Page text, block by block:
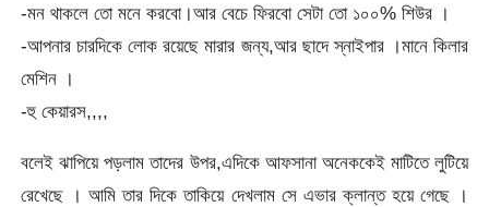
-মন থাকলে তো মনে করবো।আর বেচে ফিরবো সেটা তো ১০০% শিউর ।
-আপনার চারদিকে লোক রয়েছে মারার জন্য,আর ছাদে স্নাইপার ।মানে কিলার
মেশিন ।
-হু কেয়ারস,,,,
বলেই ঝাপিয়ে পড়লাম তাদের উপর,এদিকে আফসানা অনেককেই মাটিতে লুটিয়ে
রেখেছে । আমি তার দিকে তাকিয়ে দেখলাম সে এভার ক্লান্ত হয়ে গেছে ।